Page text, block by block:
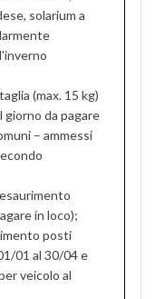
solarium a
(max. 15 kg)
giorno da pagare
– ammessi
in loco);
posti
01 al 30/04 e
veicolo al